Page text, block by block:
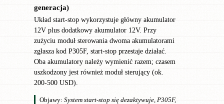
generacja)
Układ start-stop wykorzystuje główny akumulator
12V plus dodatkowy akumulator 12V. Przy
zużyciu moduł sterowania dwoma akumulatorami
zgłasza kod P305F, start-stop przestaje działać.
Oba akumulatory należy wymienić razem; czasem
uszkodzony jest również moduł sterujący (ok.
200-500 USD).
Objawy: System start-stop się dezaktywuje, P305F,